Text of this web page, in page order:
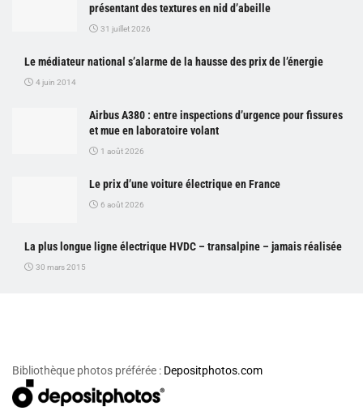
présentant des textures en nid d’abeille
31 juillet 2026
Le médiateur national s’alarme de la hausse des prix de l’énergie
4 juin 2014
Airbus A380 : entre inspections d’urgence pour fissures
et mue en laboratoire volant
1 août 2026
Le prix d’une voiture électrique en France
6 août 2026
La plus longue ligne électrique HVDC – transalpine – jamais réalisée
30 mars 2015
Bibliothèque photos préférée : Depositphotos.com